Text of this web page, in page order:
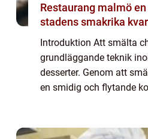
Restaurang malmö en guide till
stadens smakrika
Introduktion Att smälta
grundläggande teknik
desserter. Genom att
en smidig och flytande
olika rece...